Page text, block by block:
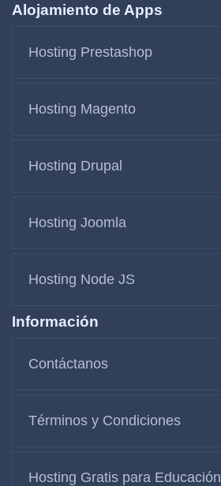
Alojamiento de Apps
Hosting Prestashop
Hosting Magento
Hosting Drupal
Hosting Joomla
Hosting Node JS
Información
Contáctanos
Términos y Condiciones
Hosting Gratis para Educación